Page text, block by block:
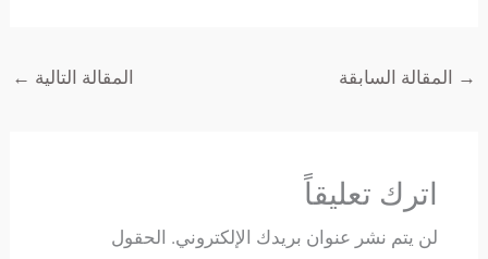
→ المقالة السابقة المقالة التالية ←
اترك تعليقاً
لن يتم نشر عنوان بريدك الإلكتروني. الحقول